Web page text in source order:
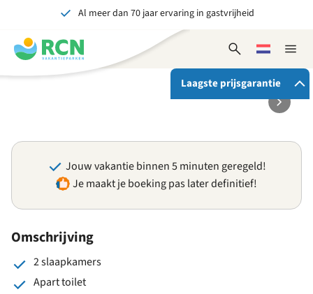
hoofdnavigatie
hoofdinhoud
beschikbaarheid
voettekstinhoud
Al meer dan 70 jaar ervaring in gastvrijheid
Onvergetelijk voor jong en oud
Sluit
Open
zoekformulier
Kies
een
taal
Laagste prijsgarantie
Als je bij RCN boekt, krijg je:
Exclusieve voordelen
Persoonlijk contact
Omschrijving
2 slaapkamers
Apart toilet
Jouw vakantie binnen 5 minuten geregeld!
Je maakt je boeking pas later definitief!